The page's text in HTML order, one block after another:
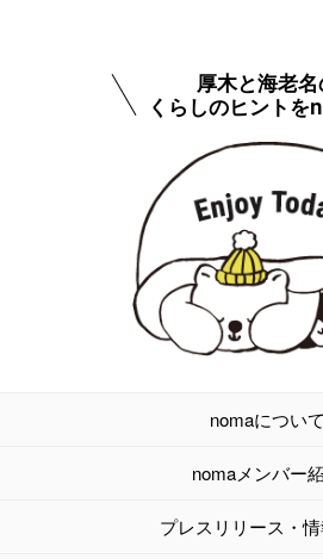
厚木と海老
くらしのヒントを
nomaについて
nomaメンバー
プレスリリース・